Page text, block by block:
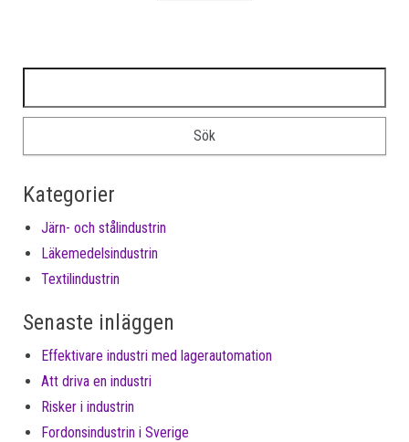
Kategorier
Järn- och stålindustrin
Läkemedelsindustrin
Textilindustrin
Senaste inläggen
Effektivare industri med lagerautomation
Att driva en industri
Risker i industrin
Fordonsindustrin i Sverige